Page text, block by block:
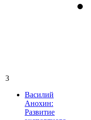
3
Василий
Анохин:
Развитие